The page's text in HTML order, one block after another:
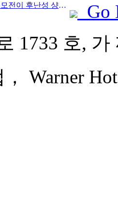
Prev:중국 관광 상품 공모전이 후난성 샹탄에서 성공적으로 개최되었습니다.
Go
1733 호, 가
Warner